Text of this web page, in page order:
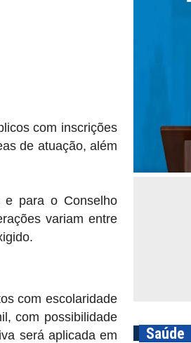
com inscrições
de atuação, além
e para o Conselho
variam entre
com escolaridade
com possibilidade
será aplicada em
Saúde